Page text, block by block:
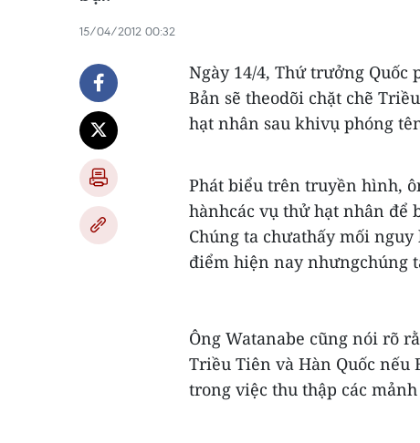
15/04/2012 00:32
Ngày 14/4, Thứ trưởng Quốc
Bản sẽ theodõi chặt chẽ
hạt nhân sau khivụ phóng
Phát biểu trên truyền hình,
hànhcác vụ thử hạt nhân để
Chúng ta chưathấy mối
điểm hiện nay nhưngchúng
Ông Watanabe cũng nói rõ
Triều Tiên và Hàn Quốc
trong việc thu thập các